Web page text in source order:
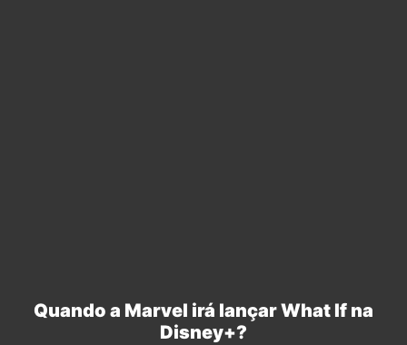
Quando a Marvel irá lançar What If na
Disney+?